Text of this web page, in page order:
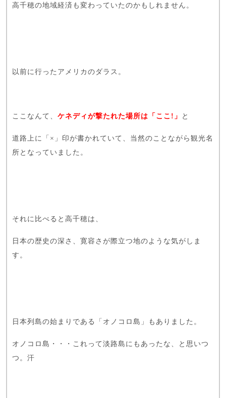
高千穂の地域経済も変わっていたのかもしれません。
以前に行ったアメリカのダラス。
ここなんて、 ケネディが撃たれた場所は「ここ!」 と
道路上に「×」印が書かれていて、当然のことながら観光名
所となっていました。
それに比べると高千穂は、
日本の歴史の深さ、寛容さが際立つ地のような気がしま
す。
日本列島の始まりである「オノコロ島」もありました。
オノコロ島・・・これって淡路島にもあったな、と思いつ
つ。汗